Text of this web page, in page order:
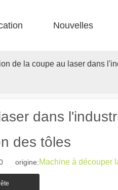
Nouvelles
de la coupe au laser dans
dans
des tôles
origine:Machine à découper